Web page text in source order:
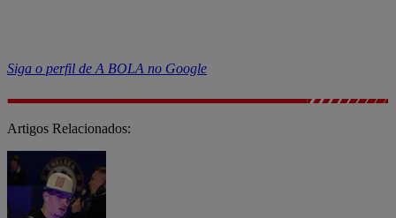
Siga o perfil de A BOLA no Google
Artigos Relacionados: